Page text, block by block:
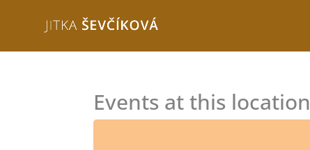
Events at this location